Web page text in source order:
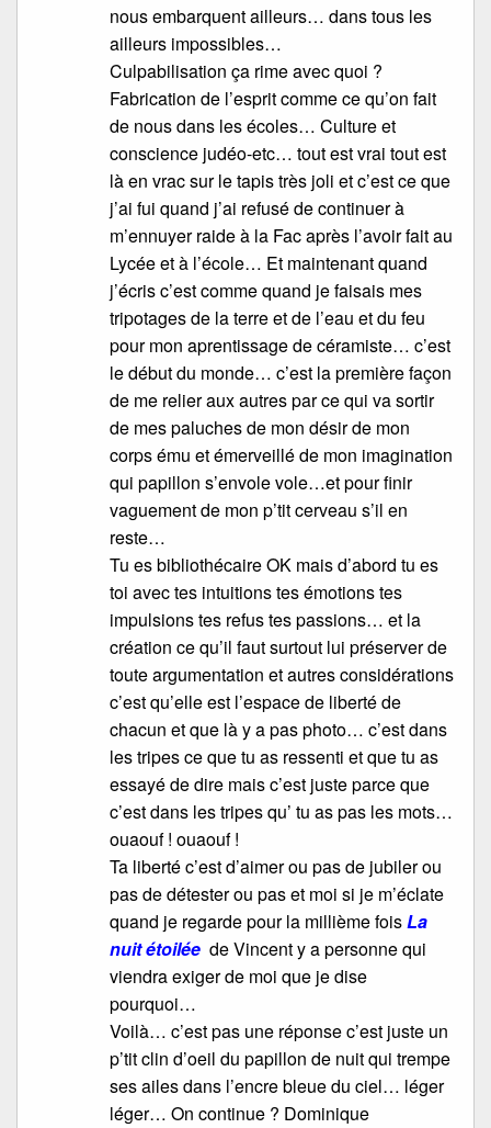
nous embarquent ailleurs… dans tous les
ailleurs impossibles…
Culpabilisation ça rime avec quoi ?
Fabrication de l’esprit comme ce qu’on fait
de nous dans les écoles… Culture et
conscience judéo-etc… tout est vrai tout est
là en vrac sur le tapis très joli et c’est ce que
j’ai fui quand j’ai refusé de continuer à
m’ennuyer raide à la Fac après l’avoir fait au
Lycée et à l’école… Et maintenant quand
j’écris c’est comme quand je faisais mes
tripotages de la terre et de l’eau et du feu
pour mon aprentissage de céramiste… c’est
le début du monde… c’est la première façon
de me relier aux autres par ce qui va sortir
de mes paluches de mon désir de mon
corps ému et émerveillé de mon imagination
qui papillon s’envole vole…et pour finir
vaguement de mon p’tit cerveau s’il en
reste…
Tu es bibliothécaire OK mais d’abord tu es
toi avec tes intuitions tes émotions tes
impulsions tes refus tes passions… et la
création ce qu’il faut surtout lui préserver de
toute argumentation et autres considérations
c’est qu’elle est l’espace de liberté de
chacun et que là y a pas photo… c’est dans
les tripes ce que tu as ressenti et que tu as
essayé de dire mais c’est juste parce que
c’est dans les tripes qu’ tu as pas les mots…
ouaouf ! ouaouf !
Ta liberté c’est d’aimer ou pas de jubiler ou
pas de détester ou pas et moi si je m’éclate
quand je regarde pour la millième foisLa
nuit étoilée de Vincent y a personne qui
viendra exiger de moi que je dise
pourquoi…
Voilà… c’est pas une réponse c’est juste un
p’tit clin d’oeil du papillon de nuit qui trempe
ses ailes dans l’encre bleue du ciel… léger
léger… On continue ? Dominique